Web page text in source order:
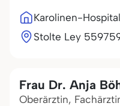
Karolinen-
Stolte Ley 5
Frau Dr. Anja
Oberärztin,